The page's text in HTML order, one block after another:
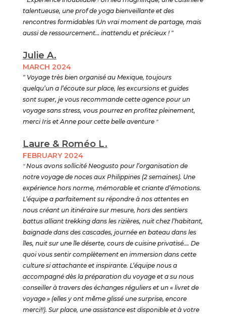
talentueuse, une prof de yoga bienveillante et des
rencontres formidables !Un vrai moment de partage, mais
aussi de ressourcement… inattendu et précieux ! "
Julie A.
MARCH 2024
" Voyage très bien organisé au Mexique, toujours
quelqu’un a l’écoute sur place, les excursions et guides
sont super, je vous recommande cette agence pour un
voyage sans stress, vous pourrez en profitez pleinement,
merci Iris et Anne pour cette belle aventure"
Laure & Roméo L.
FEBRUARY 2024
"Nous avons sollicité Neogusto pour l’organisation de
notre voyage de noces aux Philippines (2 semaines). Une
expérience hors norme, mémorable et criante d’émotions.
L’équipe a parfaitement su répondre à nos attentes en
nous créant un itinéraire sur mesure, hors des sentiers
battus alliant trekking dans les rizières, nuit chez l’habitant,
baignade dans des cascades, journée en bateau dans les
îles, nuit sur une île déserte, cours de cuisine privatisé…. De
quoi vous sentir complètement en immersion dans cette
culture si attachante et inspirante. L’équipe nous a
accompagné dès la préparation du voyage et a su nous
conseiller à travers des échanges réguliers et un « livret de
voyage » (elles y ont même glissé une surprise, encore
merci!!). Sur place, une assistance est disponible et à votre